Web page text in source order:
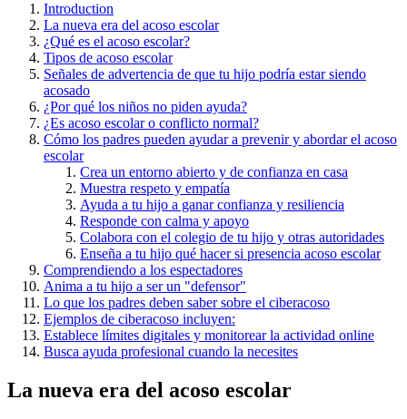
Introduction
La nueva era del acoso escolar
¿Qué es el acoso escolar?
Tipos de acoso escolar
Señales de advertencia de que tu hijo podría estar siendo
acosado
¿Por qué los niños no piden ayuda?
¿Es acoso escolar o conflicto normal?
Cómo los padres pueden ayudar a prevenir y abordar el acoso
escolar
Crea un entorno abierto y de confianza en casa
Muestra respeto y empatía
Ayuda a tu hijo a ganar confianza y resiliencia
Responde con calma y apoyo
Colabora con el colegio de tu hijo y otras autoridades
Enseña a tu hijo qué hacer si presencia acoso escolar
Comprendiendo a los espectadores
Anima a tu hijo a ser un "defensor"
Lo que los padres deben saber sobre el ciberacoso
Ejemplos de ciberacoso incluyen:
Establece límites digitales y monitorear la actividad online
Busca ayuda profesional cuando la necesites
La nueva era del acoso escolar